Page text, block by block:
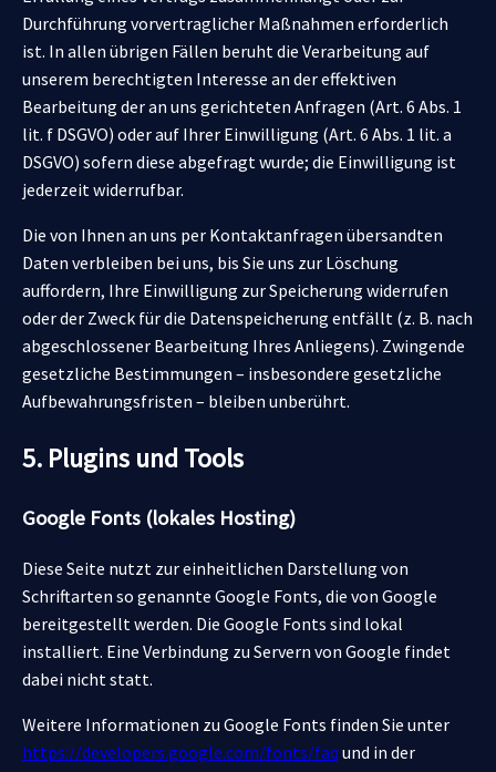
Durchführung vorvertraglicher Maßnahmen erforderlich
ist. In allen übrigen Fällen beruht die Verarbeitung auf
unserem berechtigten Interesse an der effektiven
Bearbeitung der an uns gerichteten Anfragen (Art. 6 Abs. 1
lit. f DSGVO) oder auf Ihrer Einwilligung (Art. 6 Abs. 1 lit. a
DSGVO) sofern diese abgefragt wurde; die Einwilligung ist
jederzeit widerrufbar.
Die von Ihnen an uns per Kontaktanfragen übersandten
Daten verbleiben bei uns, bis Sie uns zur Löschung
auffordern, Ihre Einwilligung zur Speicherung widerrufen
oder der Zweck für die Datenspeicherung entfällt (z. B. nach
abgeschlossener Bearbeitung Ihres Anliegens). Zwingende
gesetzliche Bestimmungen – insbesondere gesetzliche
Aufbewahrungsfristen – bleiben unberührt.
5. Plugins und Tools
Google Fonts (lokales Hosting)
Diese Seite nutzt zur einheitlichen Darstellung von
Schriftarten so genannte Google Fonts, die von Google
bereitgestellt werden. Die Google Fonts sind lokal
installiert. Eine Verbindung zu Servern von Google findet
dabei nicht statt.
Weitere Informationen zu Google Fonts finden Sie unter
https://developers.google.com/fonts/faq und in der